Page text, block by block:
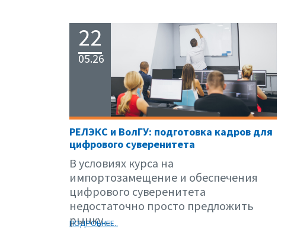
22
05.26
РЕЛЭКС и ВолГУ: подготовка кадров для
цифрового суверенитета
В условиях курса на
импортозамещение и обеспечения
цифрового суверенитета
недостаточно просто предложить
рынку...
ПОДРОБНЕЕ..